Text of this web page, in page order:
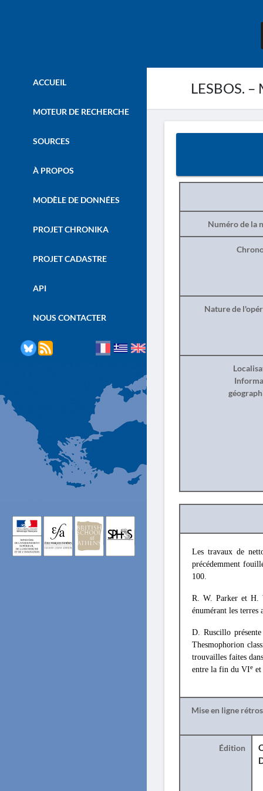
LESBOS.
ACCUEIL
MOTEUR DE RECHERCHE
SOURCES
À PROPOS
MODÈLE DE DONNÉES
PROJET CHRONIKA
PROJET CADASTRE
API
NOUS CONTACTER
Numéro de la
Nature de
Les travaux de
précédemment
100.
R. W. Parker et
énumérant les terres
D. Ruscillo
Thesmophorion
trouvailles faites
entre la fin du VIe
Mise en ligne
Édition